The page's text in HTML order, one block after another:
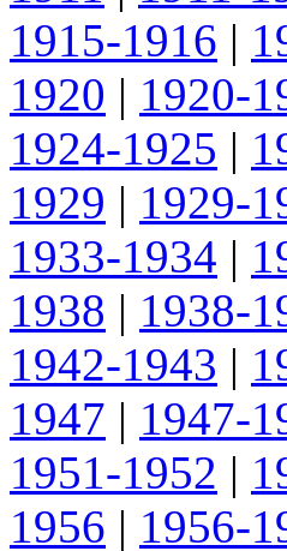
1915-1916 |
1920 | 1920-
1924-1925 |
1929 | 1929-
1933-1934 |
1938 | 1938-
1942-1943 |
1947 | 1947-
1951-1952 |
1956 | 1956-